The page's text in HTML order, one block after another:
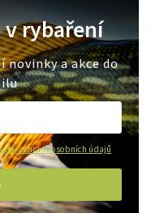
rybaření
novinky a akce do
ochrany osobních údajů